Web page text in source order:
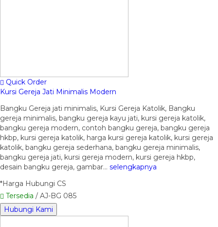
Quick Order
Kursi Gereja Jati Minimalis Modern
Bangku Gereja jati minimalis, Kursi Gereja Katolik, Bangku
gereja minimalis, bangku gereja kayu jati, kursi gereja katolik,
bangku gereja modern, contoh bangku gereja, bangku gereja
hkbp, kursi gereja katolik, harga kursi gereja katolik, kursi gereja
katolik, bangku gereja sederhana, bangku gereja minimalis,
bangku gereja jati, kursi gereja modern, kursi gereja hkbp,
desain bangku gereja, gambar… selengkapnya
*Harga Hubungi CS
Tersedia / AJ-BG 085
Hubungi Kami